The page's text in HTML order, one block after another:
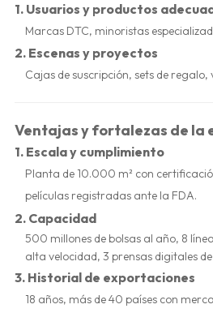
1. Usuarios y productos
Marcas DTC, minoristas
2. Escenas y proyectos
Cajas de suscripción, sets de
Ventajas y fortalezas de la
1. Escala y cumplimiento
Planta de 10.000 m² con
películas registradas ante la FDA.
2. Capacidad
500 millones de bolsas al año, 8
alta velocidad, 3 prensas digitales
3. Historial de exportaciones
18 años, más de 40 países con